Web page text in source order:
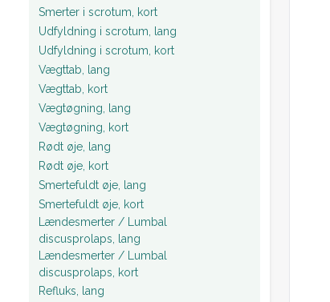
Smerter i scrotum, kort
Udfyldning i scrotum, lang
Udfyldning i scrotum, kort
Vægttab, lang
Vægttab, kort
Vægtøgning, lang
Vægtøgning, kort
Rødt øje, lang
Rødt øje, kort
Smertefuldt øje, lang
Smertefuldt øje, kort
Lændesmerter / Lumbal
discusprolaps, lang
Lændesmerter / Lumbal
discusprolaps, kort
Refluks, lang